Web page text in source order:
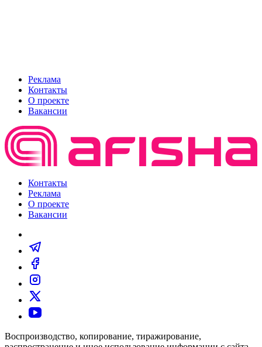
Реклама
Контакты
О проекте
Вакансии
Контакты
Реклама
О проекте
Вакансии
Воспроизводство, копирование, тиражирование,